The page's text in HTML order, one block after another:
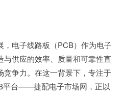
电子线路板（PCB）作为电子
供应的效率、质量和可靠性直
争力。在这一背景下，专注于
平台——捷配电子市场网，正以